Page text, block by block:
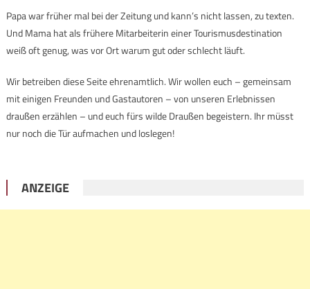
Papa war früher mal bei der Zeitung und kann’s nicht lassen, zu texten.
Und Mama hat als frühere Mitarbeiterin einer Tourismusdestination
weiß oft genug, was vor Ort warum gut oder schlecht läuft.
Wir betreiben diese Seite ehrenamtlich. Wir wollen euch – gemeinsam
mit einigen Freunden und Gastautoren – von unseren Erlebnissen
draußen erzählen – und euch fürs wilde Draußen begeistern. Ihr müsst
nur noch die Tür aufmachen und loslegen!
ANZEIGE